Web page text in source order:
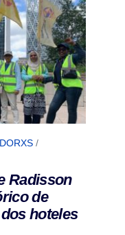
/
Radisson
de
hoteles